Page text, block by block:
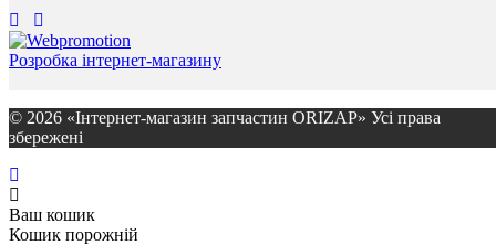
Розробка інтернет-магазину
© 2026 «Інтернет-магазин запчастин ORIZAP» Усі права
збережені
Ваш кошик
Кошик порожній